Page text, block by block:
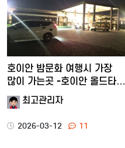
호이안 밤문화 여행시 가장
많이 가는곳 -호이안 올드타…
최고관리자
2026-03-12 11